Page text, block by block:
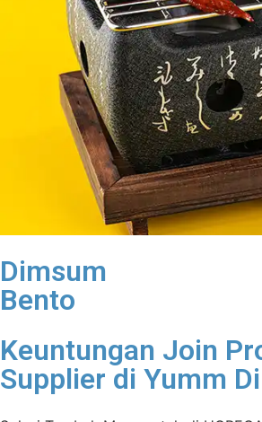
Dimsum
Bento
Keuntungan Join
Supplier di Yumm